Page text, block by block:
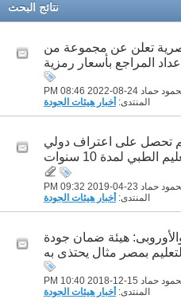
نتائج البحث
تعلن عن مجموعة من
المراجع بأسعار رمزية
24-08-2022
08:46 PM
المنتدى: أخبار هيئات الجودة
تحصل على اعتراف دولي
الطبي لمدة 10 سنوات
23-04-2019
09:32 PM
المنتدى: أخبار هيئات الجودة
والأوروبى: هيئة ضمان جودة
التعليم بمصر مثال يحتذى به
15-12-2018
10:40 PM
المنتدى: أخبار هيئات الجودة